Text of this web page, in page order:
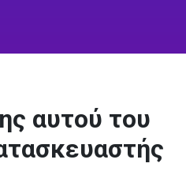
αυτού του